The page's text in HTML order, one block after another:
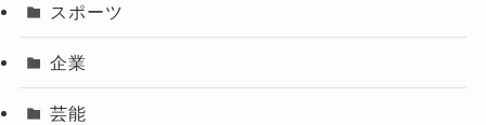
スポーツ
企業
芸能